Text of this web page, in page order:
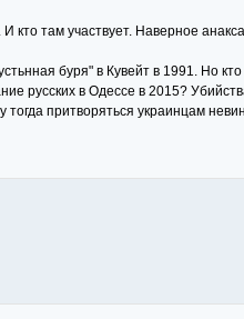
там участвует. Наверное
буря" в Кувейт в 1991. Но
русских в Одессе в 2015?
притворяться украинцам